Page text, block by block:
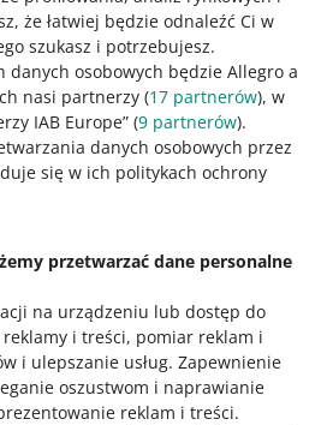
że łatwiej będzie odnaleźć Ci w
szukasz i potrzebujesz.
osobowych będzie Allegro a
nasi partnerzy (17 partnerów), w
IAB Europe” (9 partnerów).
danych osobowych przez
się w ich politykach ochrony
przetwarzać dane personalne
na urządzeniu lub dostęp do
i treści, pomiar reklam i
i ulepszanie usług. Zapewnienie
oszustwom i naprawianie
reklam i treści.
dostawy i płatności
adres ma trafić przesyłka.
formularz, dostaniesz mejla z
Możesz sprawdzić je też
.
do wysyłki znajdziesz w
. Wybierz Szczegóły przy
Allegro Finanse, informację o
w zakładceŚrodki i historia
mejl z danymi kupującego.
mejl z danymi kupującego, nic
transakcji, informacje o niej
Zamówienia. Odszukaj
szczegóły.
są niepełne lub
przesłał niepełne
dane (na
telefonu, numeru kierunkowego,
nie ma takiego numeru
do odbiorcy), a potrzebujesz
–skontaktuj się z nami
na mojego mejla. Co
gdy kupujący nie
Jeśli nie dotarła do
mejlu – możliwe, że
Twojej wiadomości.
z nami